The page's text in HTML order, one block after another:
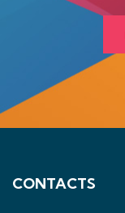
CONTACTS